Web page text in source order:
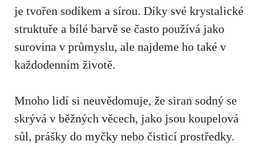
je tvořen sodíkem a sírou. Díky své krystalické
struktuře a bílé barvě ​se často používá​ jako
surovina​ v průmyslu,​ ale ⁤najdeme ho také v
každodenním životě.
Mnoho lidí si neuvědomuje, že siran​ sodný ​se
skrývá v běžných ⁢věcech, jako jsou koupelová
sůl, prášky ‌do myčky ⁤nebo čisticí prostředky.